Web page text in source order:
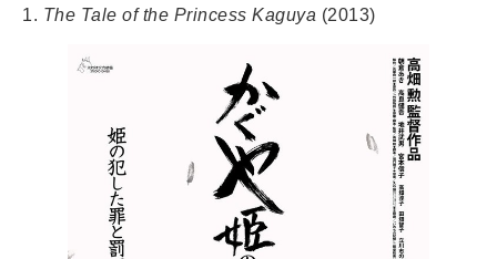
1. The Tale of the Princess Kaguya (2013)